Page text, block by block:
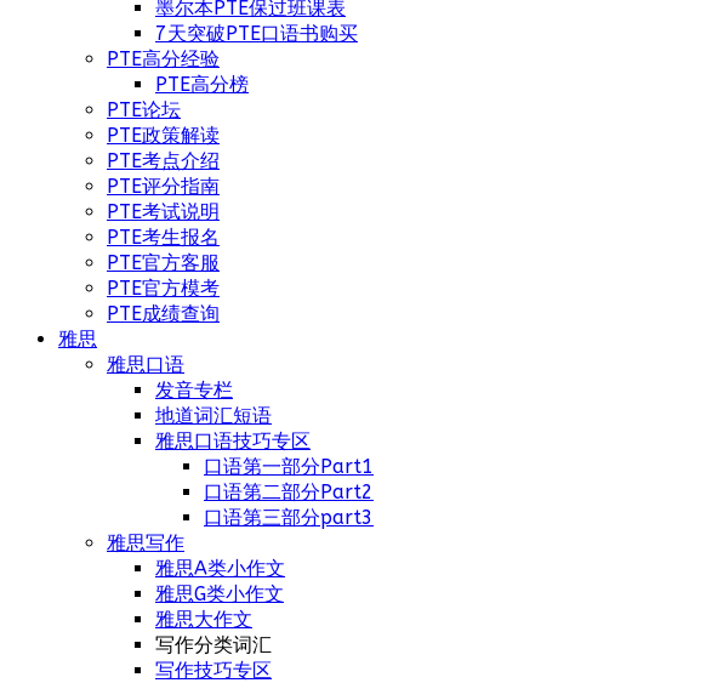
墨尔本PTE保过班课表
7天突破PTE口语书购买
PTE高分经验
PTE高分榜
PTE论坛
PTE政策解读
PTE考点介绍
PTE评分指南
PTE考试说明
PTE考生报名
PTE官方客服
PTE官方模考
PTE成绩查询
雅思
雅思口语
发音专栏
地道词汇短语
雅思口语技巧专区
口语第一部分Part1
口语第二部分Part2
口语第三部分part3
雅思写作
雅思A类小作文
雅思G类小作文
雅思大作文
写作分类词汇
写作技巧专区